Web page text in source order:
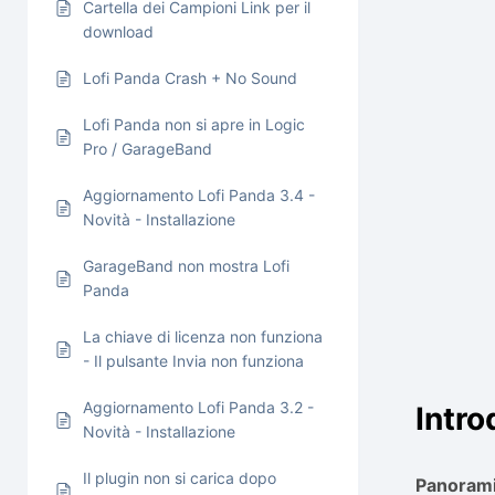
Cartella dei Campioni Link per il
download
Lofi Panda Crash + No Sound
Lofi Panda non si apre in Logic
Pro / GarageBand
Aggiornamento Lofi Panda 3.4 -
Novità - Installazione
GarageBand non mostra Lofi
Panda
La chiave di licenza non funziona
- Il pulsante Invia non funziona
Aggiornamento Lofi Panda 3.2 -
Novità - Installazione
Il plugin non si carica dopo